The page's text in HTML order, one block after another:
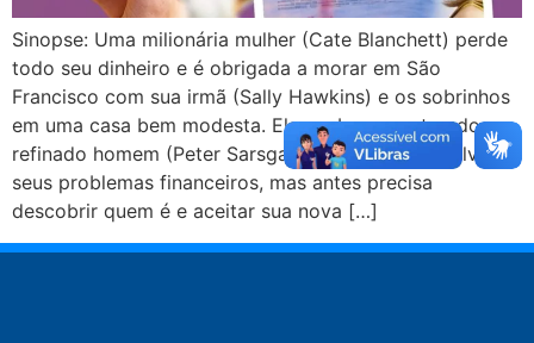
Sinopse: Uma milionária mulher (Cate Blanchett) perde
todo seu dinheiro e é obrigada a morar em São
Francisco com sua irmã (Sally Hawkins) e os sobrinhos
em uma casa bem modesta. Ela acaba encontrando um
refinado homem (Peter Sarsgaard) que pode resolver
seus problemas financeiros, mas antes precisa
descobrir quem é e aceitar sua nova […]